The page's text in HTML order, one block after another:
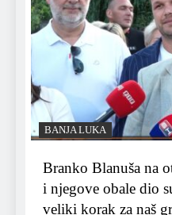
BANJA LUKA
Branko Blanuša na
i njegove obale dio
veliki korak za naš